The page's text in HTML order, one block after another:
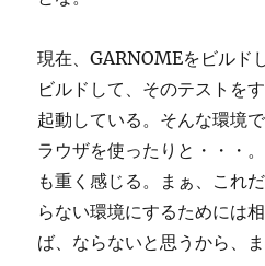
現在、GARNOMEをビルド
ビルドして、そのテストを
起動している。そんな環境
ラウザを使ったりと・・・
も重く感じる。まぁ、これ
らない環境にするためには
ば、ならないと思うから、